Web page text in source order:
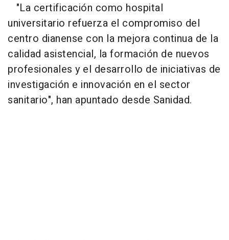
"La certificación como hospital
universitario refuerza el compromiso del
centro dianense con la mejora continua de la
calidad asistencial, la formación de nuevos
profesionales y el desarrollo de iniciativas de
investigación e innovación en el sector
sanitario", han apuntado desde Sanidad.